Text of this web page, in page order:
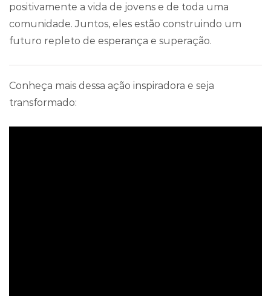
positivamente a vida de jovens e de toda uma
comunidade. Juntos, eles estão construindo um
futuro repleto de esperança e superação.
Conheça mais dessa ação inspiradora e seja
transformado: